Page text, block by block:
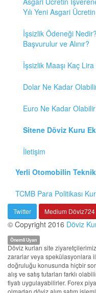
Yılı Yeni Asgari
İşsizlik Ödeneği
Başvurulur ve Alınır?
İşsizlik Maaşı Kaç
Dolar Ne Kadar
Euro Ne Kadar Olabilir
Sitene Döviz Kuru
İletişim
Yerli Otomobilin
TCMB Para Politikası
Twitter Medium Döviz724
© Copyright 2016 Döviz
Önemli Uyarı
Döviz kurları site
zararlar veya spekülasyonlara
doğruluğu konusunda hiçbir
alış ve satış tutarları farklı
fiyatı uygulayabilirler. Forex